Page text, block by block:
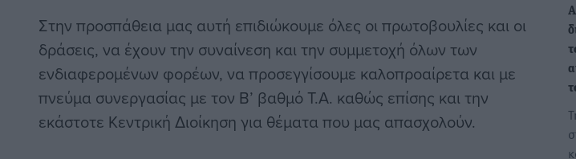
Στην προσπάθεια μας αυτή επιδιώκουμε όλες οι πρωτοβουλίες και οι
δράσεις, να έχουν την συναίνεση και την συμμετοχή όλων των
ενδιαφερομένων φορέων, να προσεγγίσουμε καλοπροαίρετα και με
πνεύμα συνεργασίας με τον Β’ βαθμό Τ.Α. καθώς επίσης και την
εκάστοτε Κεντρική Διοίκηση για θέματα που μας απασχολούν.